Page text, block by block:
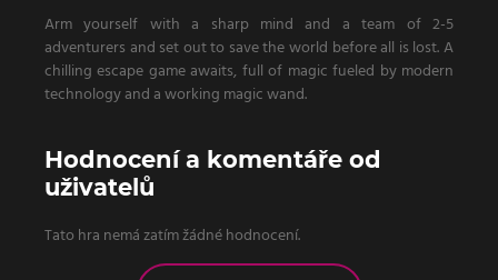
Arm yourself with a sharp mind and a team of 2-5
adventurers and set out to save the world before all is lost. A
chilling escape game awaits, full of magic fueled by modern
technology and a working magic wand.
Hodnocení a komentáře od
uživatelů
Tato hra nemá zatím žádné hodnocení.